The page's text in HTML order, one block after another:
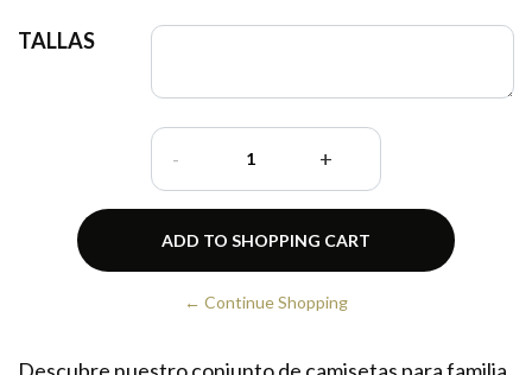
TALLAS
- +
← Continue Shopping